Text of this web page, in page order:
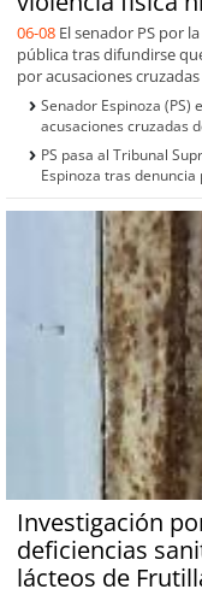
06-08 El senador PS por
pública tras difundirse
por acusaciones
Senador Espinoza (PS)
acusaciones cruzadas
PS pasa al Tribunal
Espinoza tras denuncia
Investigación
deficiencias
lácteos de